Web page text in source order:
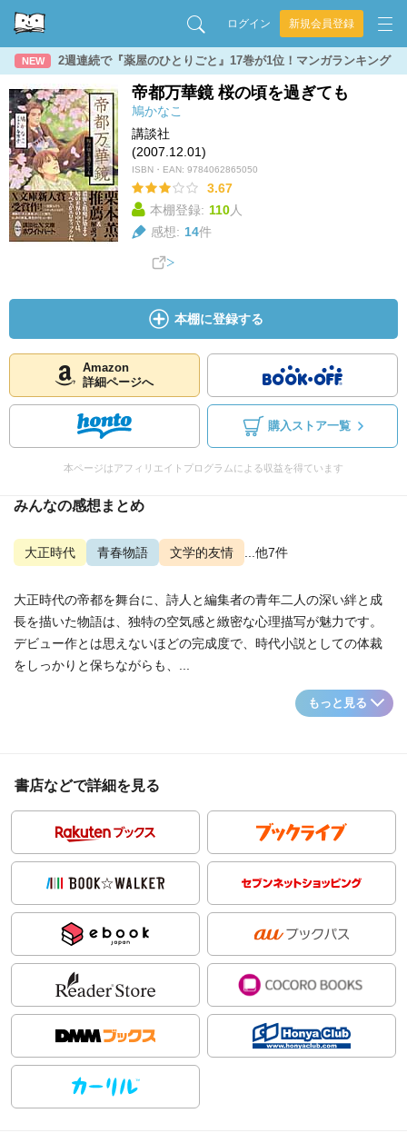
ログイン 新規会員登録
NEW 2週連続で『薬屋のひとりごと』17巻が1位！マンガランキング
帝都万華鏡 桜の頃を過ぎても
鳩かなこ
講談社
(2007.12.01)
ISBN・EAN: 9784062865050
3.67
本棚登録: 110人
感想: 14件
本棚に登録する
Amazon
詳細ページへ
購入ストア一覧
本ページはアフィリエイトプログラムによる収益を得ています
みんなの感想まとめ
大正時代 青春物語 文学的友情 ...他7件
大正時代の帝都を舞台に、詩人と編集者の青年二人の深い絆と成
長を描いた物語は、独特の空気感と緻密な心理描写が魅力です。
デビュー作とは思えないほどの完成度で、時代小説としての体裁
をしっかりと保ちながらも、...
もっと見る
書店などで詳細を見る